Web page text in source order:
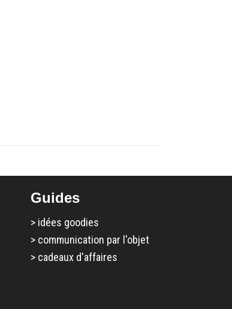
Guides
> idées goodies
> communication par l'objet
> cadeaux d'affaires